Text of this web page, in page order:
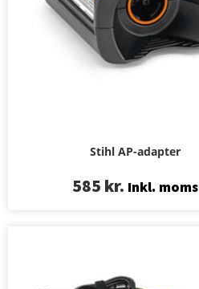
Stihl AP-adapter
585 kr. Inkl. moms